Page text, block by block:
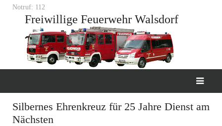
Notruf: 112
Freiwillige Feuerwehr Walsdorf
Silbernes Ehrenkreuz für 25 Jahre Dienst am
Nächsten